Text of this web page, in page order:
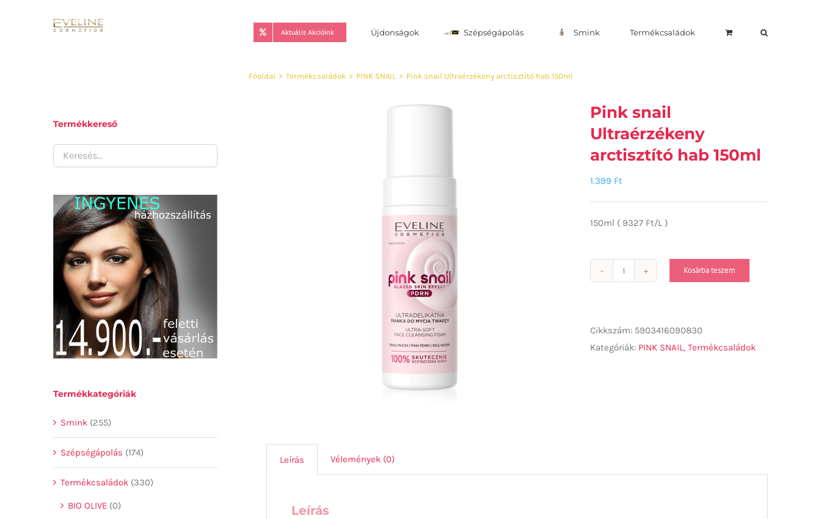
Aktuális Akcióink Újdonságok Szépségápolás Smink Termékcsaládok
Főoldal > Termékcsaládok > PINK SNAIL > Pink snail Ultraérzékeny arctisztító hab 150ml
Pink snail
Ultraérzékeny
arctisztító hab 150ml
1.399 Ft
150ml ( 9327 Ft/L )
arctisztító
hab
Kosárba teszem
Cikkszám: 5903416090830
Kategóriák: PINK SNAIL,Termékcsaládok
Leírás Vélemények (0)
Leírás
Termékkereső
Termékkategóriák
Smink (255)
Szépségápolás (174)
Termékcsaládok (330)
BIO OLIVE (0)